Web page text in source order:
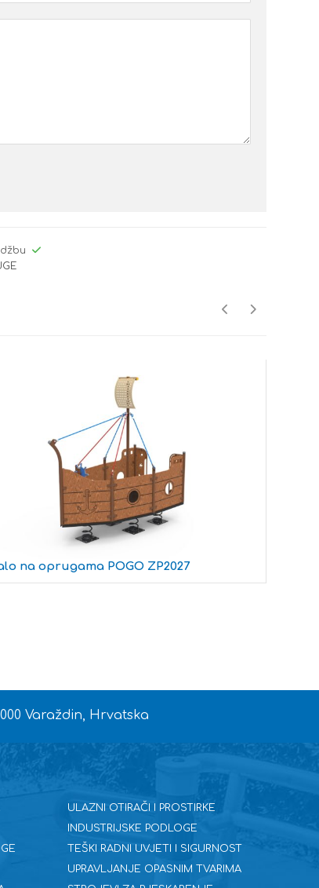
na oprugama POGO ZP2027
Varaždin, Hrvatska
ULAZNI OTIRAČI I PROSTIRKE
INDUSTRIJSKE PODLOGE
TEŠKI RADNI UVJETI I SIGURNOST
UPRAVLJANJE OPASNIM TVARIMA